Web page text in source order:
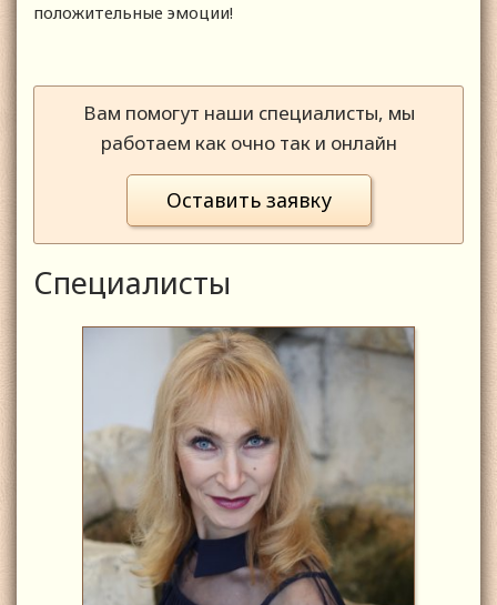
положительные эмоции!
Вам помогут наши специалисты, мы
работаем как очно так и онлайн
Оставить заявку
Специалисты